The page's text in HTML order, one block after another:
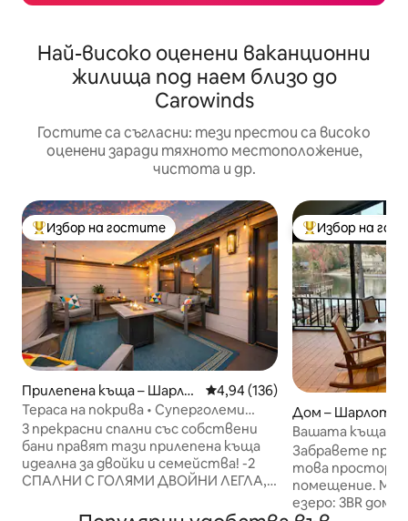
Най-високо оценени ваканционни
жилища под наем близо до
Carowinds
Гостите са съгласни: тези престои са високо
оценени заради тяхното местоположение,
чистота и др.
Най-популярен избор на гостите
Избор на гостите
Прилепена къща – Шарло
т
Средна оценка: 4,94 от 5,
4,94 (136)
Тераса на покрива • Суперголеми
двойни легла • Близо до леко метро и
Лос Анджелис Стейт (LoSo)
3 прекрасни спални със собствени
бани правят тази прилепена къща
идеална за двойки и семейства! -2
СПАЛНИ С ГОЛЯМИ ДВОЙНИ ЛЕГЛА, 1
телевизори - Напълно оборудвана
Най-популярен
Избор на
Дом – Шарлот
Вашата къща
очаква!
Забравете
това
помещение. Място за отдих край
езеро: 3BR дом